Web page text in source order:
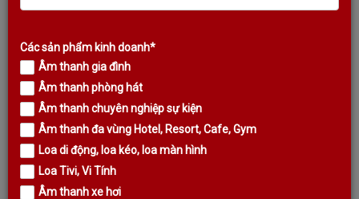
Các sản phẩm kinh doanh*
Âm thanh gia đình
Âm thanh phòng hát
Âm thanh chuyên nghiệp sự kiện
Âm thanh đa vùng Hotel, Resort, Cafe, Gym
Loa di động, loa kéo, loa màn hình
Loa Tivi, Vi Tính
Âm thanh xe hơi